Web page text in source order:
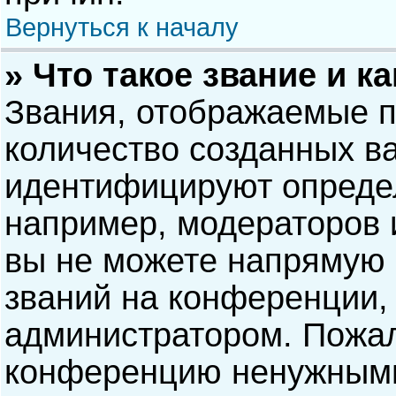
Вернуться к началу
» Что такое звание и
Звания, отображаемые
количество созданных
идентифицируют
например,
вы не можете напрямую
званий на
администратором.
конференцию